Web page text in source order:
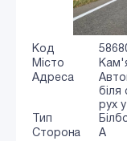
Код
Місто
Адреса
біля
рух
Тип
Сторона
A